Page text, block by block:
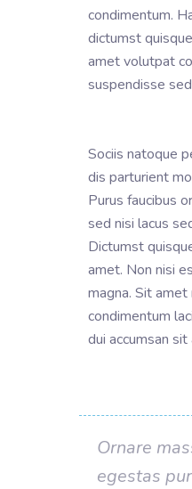
condimentum.
dictumst
amet volutpat
suspendisse
Sociis natoque
dis parturient
Purus faucibus
sed nisi lacus
Dictumst
amet. Non nisi
magna. Sit
condimentum
dui accumsan
Ornare
egestas